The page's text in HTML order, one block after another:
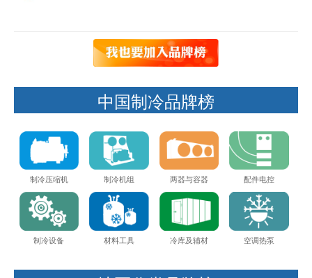
中国制冷品牌榜
制冷压缩机 制冷机组 两器与容器 配件电控
制冷设备 材料工具 冷库及辅材 空调热泵